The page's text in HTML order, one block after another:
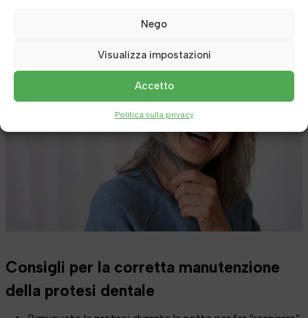
Accetto
Nego
Visualizza impostazioni
Politica sulla privacy
Il trattamento è rapido, indolore e altamente efficace per
rimuovere il tartaro in profondità.
Consigli per la corretta manutenzione
della protesi dentale